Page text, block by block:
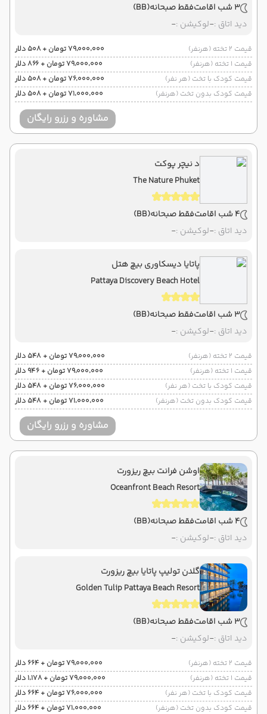
3 شب اقامت فقط صبحانه(BB)
دید اتاق :-لوکیشن :-
قیمت 2 تخته (هرنفر)
۷۹٬۰۰۰٬۰۰۰ تومان + ۵۰۸ دلار
قیمت 1 تخته (هرنفر)
۷۹٬۰۰۰٬۰۰۰ تومان + ۸۶۶ دلار
قیمت کودک با تخت (هر نفر)
۷۶٬۰۰۰٬۰۰۰ تومان + ۵۰۸ دلار
قیمت کودک بدون تخت (هرنفر)
۷۱٬۰۰۰٬۰۰۰ تومان + ۵۰۸ دلار
مشاوره و رزرو رایگان
د نیچر پوکت
The Nature Phuket
4 شب اقامت فقط صبحانه(BB)
دید اتاق :-لوکیشن :-
پاتایا دیسکاوری بیچ هتل
Pattaya Discovery Beach Hotel
3 شب اقامت فقط صبحانه(BB)
دید اتاق :-لوکیشن :-
قیمت 2 تخته (هرنفر)
۷۹٬۰۰۰٬۰۰۰ تومان + ۵۴۸ دلار
قیمت 1 تخته (هرنفر)
۷۹٬۰۰۰٬۰۰۰ تومان + ۹۴۶ دلار
قیمت کودک با تخت (هر نفر)
۷۶٬۰۰۰٬۰۰۰ تومان + ۵۴۸ دلار
قیمت کودک بدون تخت (هرنفر)
۷۱٬۰۰۰٬۰۰۰ تومان + ۵۴۸ دلار
مشاوره و رزرو رایگان
اوشن فرانت بیچ ریزورت
Oceanfront Beach Resort
4 شب اقامت فقط صبحانه(BB)
دید اتاق :-لوکیشن :-
گلدن تولیپ پاتایا بیچ ریزورت
Golden Tulip Pattaya Beach Resort
3 شب اقامت فقط صبحانه(BB)
دید اتاق :-لوکیشن :-
قیمت 2 تخته (هرنفر)
۷۹٬۰۰۰٬۰۰۰ تومان + ۶۶۴ دلار
قیمت 1 تخته (هرنفر)
۷۹٬۰۰۰٬۰۰۰ تومان + ۱٬۱۷۸ دلار
قیمت کودک با تخت (هر نفر)
۷۶٬۰۰۰٬۰۰۰ تومان + ۶۶۴ دلار
قیمت کودک بدون تخت (هرنفر)
۷۱٬۰۰۰٬۰۰۰ تومان + ۶۶۴ دلار